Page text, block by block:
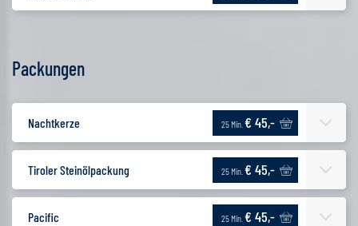
Packungen
Nachtkerze 25 Min. € 45,-
Tiroler Steinölpackung 25 Min. € 45,-
Pacific 25 Min. € 45,-